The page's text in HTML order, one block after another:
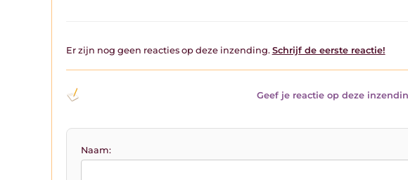
Er zijn nog geen reacties op deze inzending. Schrijf de eerste reactie!
Geef je reactie op deze
Naam: